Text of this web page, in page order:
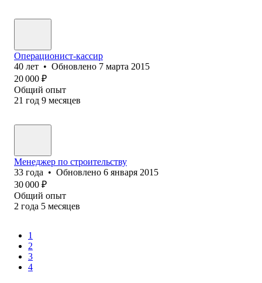
Операционист-кассир
40 лет • Обновлено 7 марта 2015
20 000 ₽
Общий опыт
21 год 9 месяцев
Менеджер по строительству
33 года • Обновлено 6 января 2015
30 000 ₽
Общий опыт
2 года 5 месяцев
1
2
3
4